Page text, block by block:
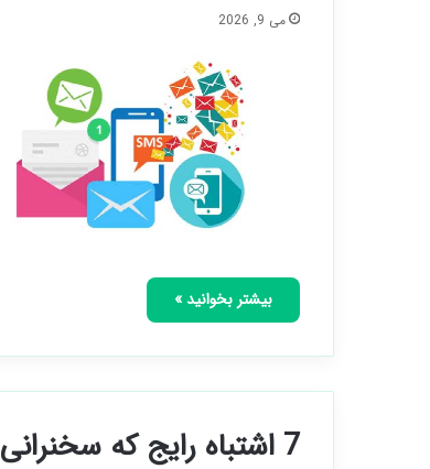
می 9, 2026
بیشتر بخوانید »
7 اشتباه رایج که سخنرانی